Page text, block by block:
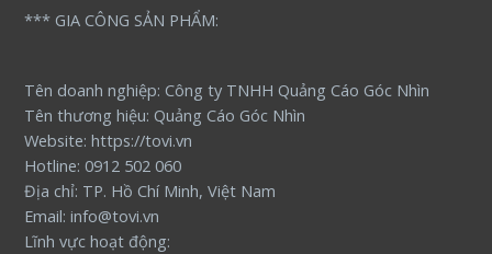
*** GIA CÔNG SẢN PHẨM:
Tên doanh nghiệp: Công ty TNHH Quảng Cáo Góc Nhìn
Tên thương hiệu: Quảng Cáo Góc Nhìn
Website: https://tovi.vn
Hotline: 0912 502 060
Địa chỉ: TP. Hồ Chí Minh, Việt Nam
Email: info@tovi.vn
Lĩnh vực hoạt động: